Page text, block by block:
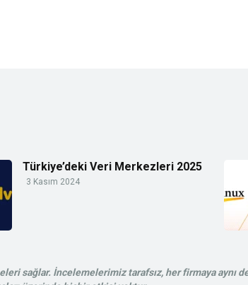
Türkiye’deki Veri Merkezleri 2025
3 Kasım 2024
sağlar. İncelemelerimiz tarafsız, her firmaya